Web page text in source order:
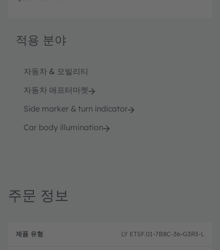
적용 분야
자동차 & 모빌리티
자동차 애프터마켓
Side marker & turn indicator
Car body illumination
주문 정보
품
설
LY ETSF.01-7B8C-36-G3R3-L